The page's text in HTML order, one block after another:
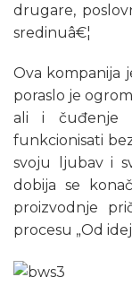
drugare,
sredinuâ€¦
Ova kompanija
poraslo je
ali i čuđenje
funkcionisati
svoju ljubav i
dobija se
proizvodnje
procesu „Od